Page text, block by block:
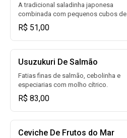
A tradicional saladinha japonesa
combinada com pequenos cubos de
salmão, camarão e gergelim torrado.
R$ 51,00
Usuzukuri De Salmão
Fatias finas de salmão, cebolinha e
especiarias com molho cítrico.
R$ 83,00
Ceviche De Frutos do Mar